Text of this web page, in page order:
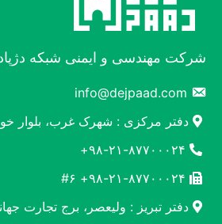
شرکت مهندسی و ایمنی شبکه
info@dejpaad.com
دفتر مرکزی : شهرک غرب، بلوار خوردین،
دفتر تبریز : ولیعصر، برج تجارت جهانی، طبقه